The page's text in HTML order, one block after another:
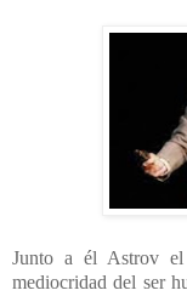
Junto a él Astrov el
mediocridad del ser